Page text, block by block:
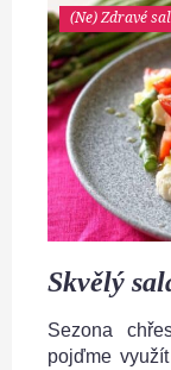
(Ne) Zdravé
Skvělý
Sezona
pojďme